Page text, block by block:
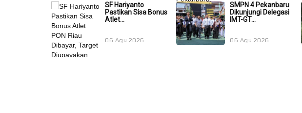
SF Hariyanto
Pastikan Sisa Bonus
Atlet...
06 Agu 2026
SMPN 4 Pekanbaru
Dikunjungi Delegasi
IMT-GT...
06 Agu 2026